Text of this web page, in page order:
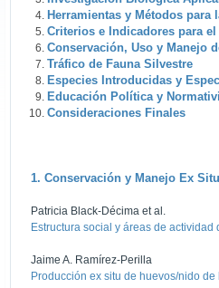
Herramientas y Métodos para
Criterios e Indicadores para
Conservación, Uso y Manejo
Tráfico de Fauna Silvestre
Especies Introducidas y
Educación Política y
Consideraciones Finales
1. Conservación y Manejo Ex Situ
Patricia Black-Décima et al.
Estructura social y áreas de
Jaime A. Ramírez-Perilla
Producción ex situ de huevos/nido de